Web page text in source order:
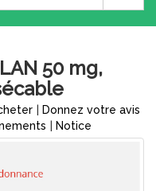
50 mg,
Donnez votre avis
Notice